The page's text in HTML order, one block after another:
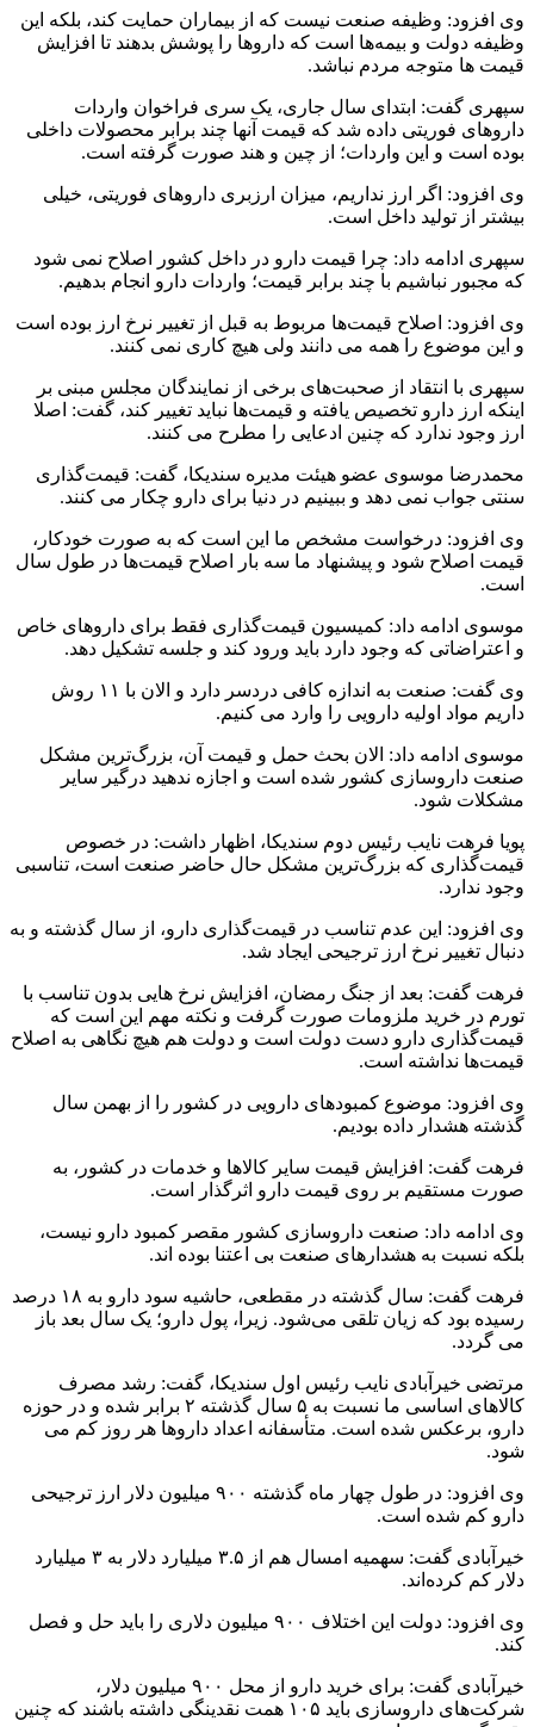
وی افزود: وظیفه صنعت نیست که از بیماران حمایت کند، بلکه این
وظیفه دولت و بیمه‌ها است که داروها را پوشش بدهند تا افزایش
قیمت ها متوجه مردم نباشد.
سپهری گفت: ابتدای سال جاری، یک سری فراخوان واردات
داروهای فوریتی داده شد که قیمت آنها چند برابر محصولات داخلی
بوده است و این واردات؛ از چین و هند صورت گرفته است.
وی افزود: اگر ارز نداریم، میزان ارزبری داروهای فوریتی، خیلی
بیشتر از تولید داخل است.
سپهری ادامه داد: چرا قیمت دارو در داخل کشور اصلاح نمی شود
که مجبور نباشیم با چند برابر قیمت؛ واردات دارو انجام بدهیم.
وی افزود: اصلاح قیمت‌ها مربوط به قبل از تغییر نرخ ارز بوده است
و این موضوع را همه می دانند ولی هیچ کاری نمی کنند.
سپهری با انتقاد از صحبت‌های برخی از نمایندگان مجلس مبنی بر
اینکه ارز دارو تخصیص یافته و قیمت‌ها نباید تغییر کند، گفت: اصلا
ارز وجود ندارد که چنین ادعایی را مطرح می کنند.
محمدرضا موسوی عضو هیئت مدیره سندیکا، گفت: قیمت‌گذاری
سنتی جواب نمی دهد و ببینیم در دنیا برای دارو چکار می کنند.
وی افزود: درخواست مشخص ما این است که به صورت خودکار،
قیمت اصلاح شود و پیشنهاد ما سه بار اصلاح قیمت‌ها در طول سال
است.
موسوی ادامه داد: کمیسیون قیمت‌گذاری فقط برای داروهای خاص
و اعتراضاتی که وجود دارد باید ورود کند و جلسه تشکیل دهد.
وی گفت: صنعت به اندازه کافی دردسر دارد و الان با ۱۱ روش
داریم مواد اولیه دارویی را وارد می کنیم.
موسوی ادامه داد: الان بحث حمل و قیمت آن، بزرگ‌ترین مشکل
صنعت داروسازی کشور شده است و اجازه ندهید درگیر سایر
مشکلات شود.
پویا فرهت نایب رئیس دوم سندیکا، اظهار داشت: در خصوص
قیمت‌گذاری که بزرگ‌ترین مشکل حال حاضر صنعت است، تناسبی
وجود ندارد.
وی افزود: این عدم تناسب در قیمت‌گذاری دارو، از سال گذشته و به
دنبال تغییر نرخ ارز ترجیحی ایجاد شد.
فرهت گفت: بعد از جنگ رمضان، افزایش نرخ هایی بدون تناسب با
تورم در خرید ملزومات صورت گرفت و نکته مهم این است که
قیمت‌گذاری دارو دست دولت است و دولت هم هیچ نگاهی به اصلاح
قیمت‌ها نداشته است.
وی افزود: موضوع کمبودهای دارویی در کشور را از بهمن سال
گذشته هشدار داده بودیم.
فرهت گفت: افزایش قیمت سایر کالاها و خدمات در کشور، به
صورت مستقیم بر روی قیمت دارو اثرگذار است.
وی ادامه داد: صنعت داروسازی کشور مقصر کمبود دارو نیست،
بلکه نسبت به هشدارهای صنعت بی اعتنا بوده اند.
فرهت گفت: سال گذشته در مقطعی، حاشیه سود دارو به ۱۸ درصد
رسیده بود که زیان تلقی می‌شود. زیرا، پول دارو؛ یک سال بعد باز
می گردد.
مرتضی خیرآبادی نایب رئیس اول سندیکا، گفت: رشد مصرف
کالاهای اساسی ما نسبت به ۵ سال گذشته ۲ برابر شده و در حوزه
دارو، برعکس شده است. متأسفانه اعداد داروها هر روز کم می
شود.
وی افزود: در طول چهار ماه گذشته ۹۰۰ میلیون دلار ارز ترجیحی
دارو کم شده است.
خیرآبادی گفت: سهمیه امسال هم از ۳.۵ میلیارد دلار به ۳ میلیارد
دلار کم کرده‌اند.
وی افزود: دولت این اختلاف ۹۰۰ میلیون دلاری را باید حل و فصل
کند.
خیرآبادی گفت: برای خرید دارو از محل ۹۰۰ میلیون دلار،
شرکت‌های داروسازی باید ۱۰۵ همت نقدینگی داشته باشند که چنین